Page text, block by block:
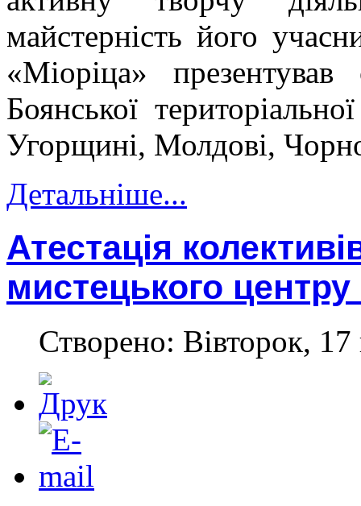
майстерність його
«Міоріца»
Боянської
Угорщині, Молдові,
Детальніше...
Атестація
мистецького
Створено: Вівторок,